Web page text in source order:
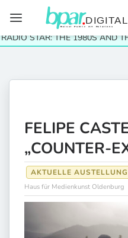
STAR: THE 1980S AND THEIR
FELIPE
„COUNTER-
AKTUELLE
Haus für Medienkunst Oldenburg